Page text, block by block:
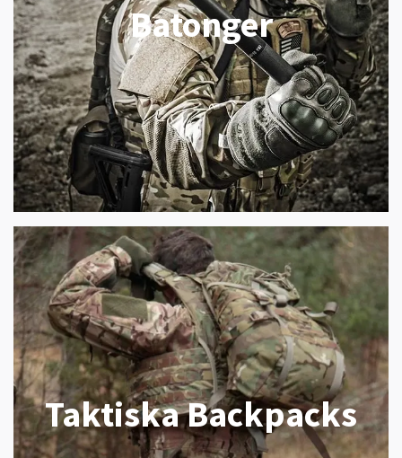
Batonger
Taktiska Backpacks